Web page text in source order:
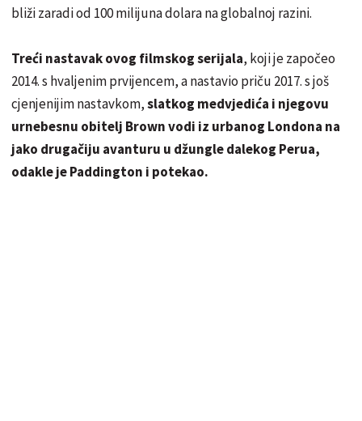
bliži zaradi od 100 milijuna dolara na globalnoj razini.
Treći nastavak ovog filmskog serijala, koji je započeo
2014. s hvaljenim prvijencem, a nastavio priču 2017. s još
cjenjenijim nastavkom,slatkog medvjedića i njegovu
urnebesnu obitelj Brown vodi iz urbanog Londona na
jako drugačiju avanturu u džungle dalekog Perua,
odakle je Paddington i potekao.